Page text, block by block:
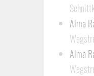
Alma
Alma